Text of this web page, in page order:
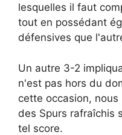
lesquelles il faut
tout en possédant
défensives que
Un autre 3-2
n'est pas hors du
cette occasion,
des Spurs rafraîchis
tel score.